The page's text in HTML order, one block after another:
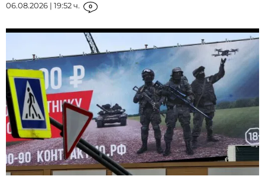
06.08.2026 | 19:52 ч. 0